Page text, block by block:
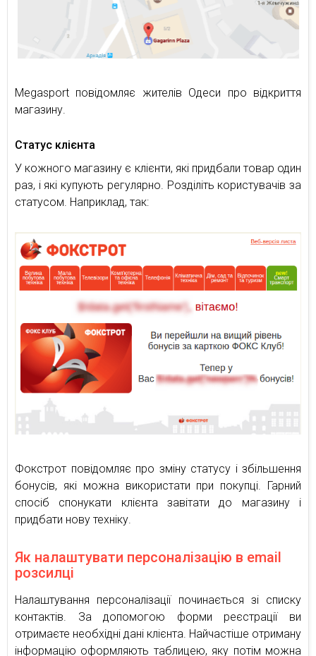
Megasport повідомляє жителів Одеси про відкриття
магазину.
Статус клієнта
У кожного магазину є клієнти, які придбали товар один
раз, і які купують регулярно. Розділіть користувачів за
статусом. Наприклад, так:
Фокстрот повідомляє про зміну статусу і збільшення
бонусів, які можна використати при покупці. Гарний
спосіб спонукати клієнта завітати до магазину і
придбати нову техніку.
Як налаштувати персоналізацію в email
розсилці
Налаштування персоналізації починається зі списку
контактів. За допомогою форми реєстрації ви
отримаєте необхідні дані клієнта. Найчастіше отриману
інформацію оформляють таблицею, яку потім можна